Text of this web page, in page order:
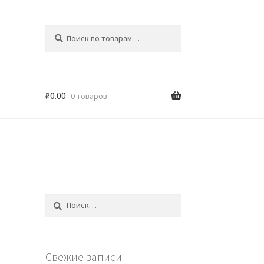
₽0.00 0 товаров
Найти:
Свежие записи